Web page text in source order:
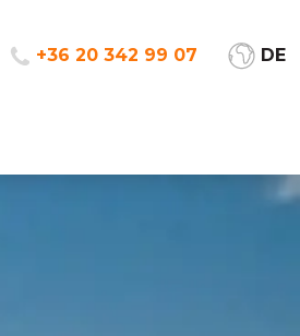
+36 20 342 99 07 DE